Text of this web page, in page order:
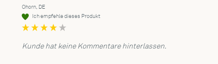
Ohorn, DE
Ich empfehle dieses Produkt
Kunde hat keine Kommentare hinterlassen.